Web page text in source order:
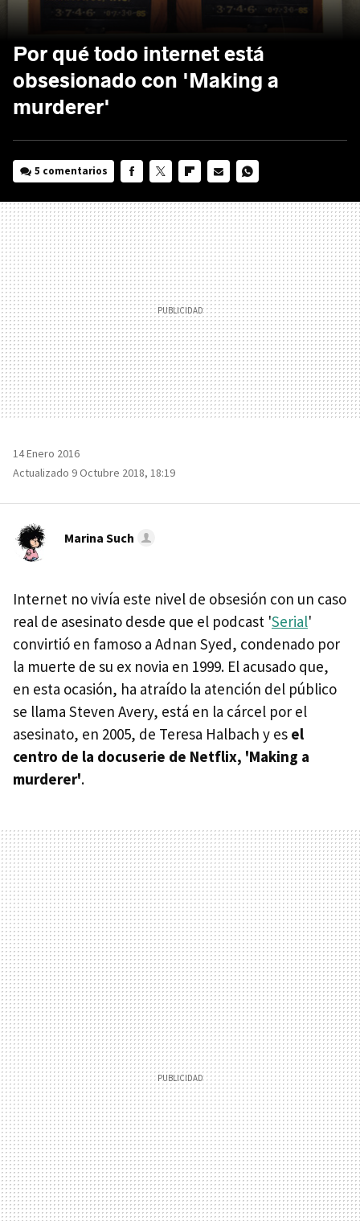
Por qué todo internet está
obsesionado con 'Making a
murderer'
5 comentarios
MAIL
14 Enero 2016
Actualizado 9 Octubre 2018, 18:19
Marina Such
Internet no vivía este nivel de obsesión con un caso
real de asesinato desde que el podcast 'Serial'
convirtió en famoso a Adnan Syed, condenado por
la muerte de su ex novia en 1999. El acusado que,
en esta ocasión, ha atraído la atención del público
se llama Steven Avery, está en la cárcel por el
asesinato, en 2005, de Teresa Halbach y es el
centro de la docuserie de Netflix, 'Making a
murderer'.